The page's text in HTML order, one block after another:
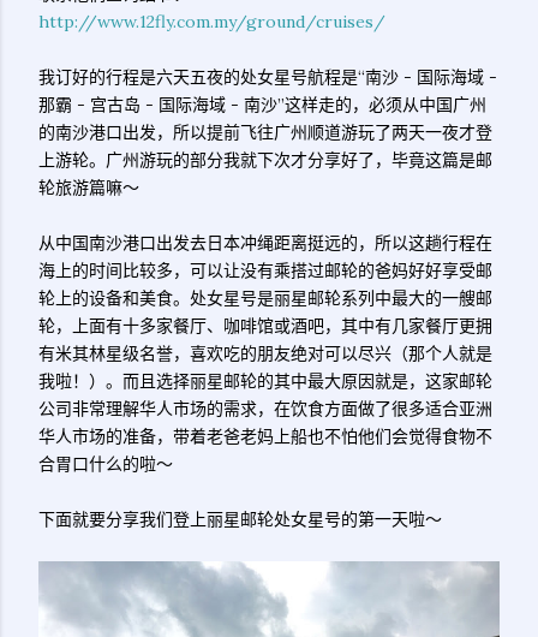
http://www.12fly.com.my/ground/cruises/
我订好的行程是六天五夜的处女星号航程是“南沙 - 国际海域 -
那霸 - 宫古岛 - 国际海域 - 南沙”这样走的，必须从中国广州
的南沙港口出发，所以提前飞往广州顺道游玩了两天一夜才登
上游轮。广州游玩的部分我就下次才分享好了，毕竟这篇是邮
轮旅游篇嘛～
从中国南沙港口出发去日本冲绳距离挺远的，所以这趟行程在
海上的时间比较多，可以让没有乘搭过邮轮的爸妈好好享受邮
轮上的设备和美食。处女星号是丽星邮轮系列中最大的一艘邮
轮，上面有十多家餐厅、咖啡馆或酒吧，其中有几家餐厅更拥
有米其林星级名誉，喜欢吃的朋友绝对可以尽兴（那个人就是
我啦！）。而且选择丽星邮轮的其中最大原因就是，这家邮轮
公司非常理解华人市场的需求，在饮食方面做了很多适合亚洲
华人市场的准备，带着老爸老妈上船也不怕他们会觉得食物不
合胃口什么的啦～
下面就要分享我们登上丽星邮轮处女星号的第一天啦～